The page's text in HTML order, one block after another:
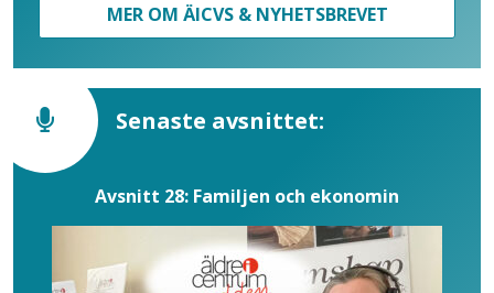
MER OM ÄICVS & NYHETSBREVET
Senaste avsnittet:
Avsnitt 28: Familjen och ekonomin